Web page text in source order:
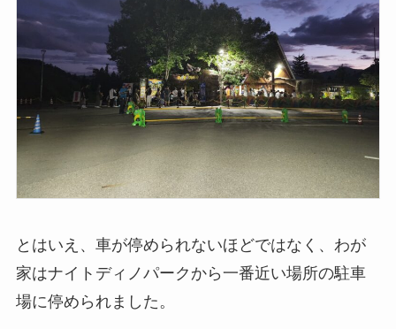
とはいえ、車が停められないほどではなく、わが
家はナイトディノパークから一番近い場所の駐車
場に停められました。